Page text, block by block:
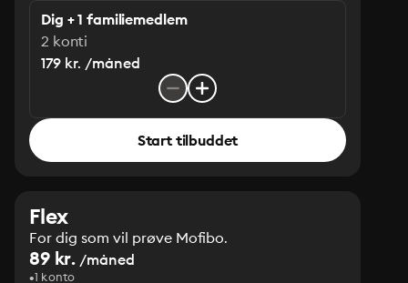
Dig + 1 familiemedlem
2 konti
179 kr. /måned
Start tilbuddet
Flex
For dig som vil prøve Mofibo.
89 kr. /måned
1 konto